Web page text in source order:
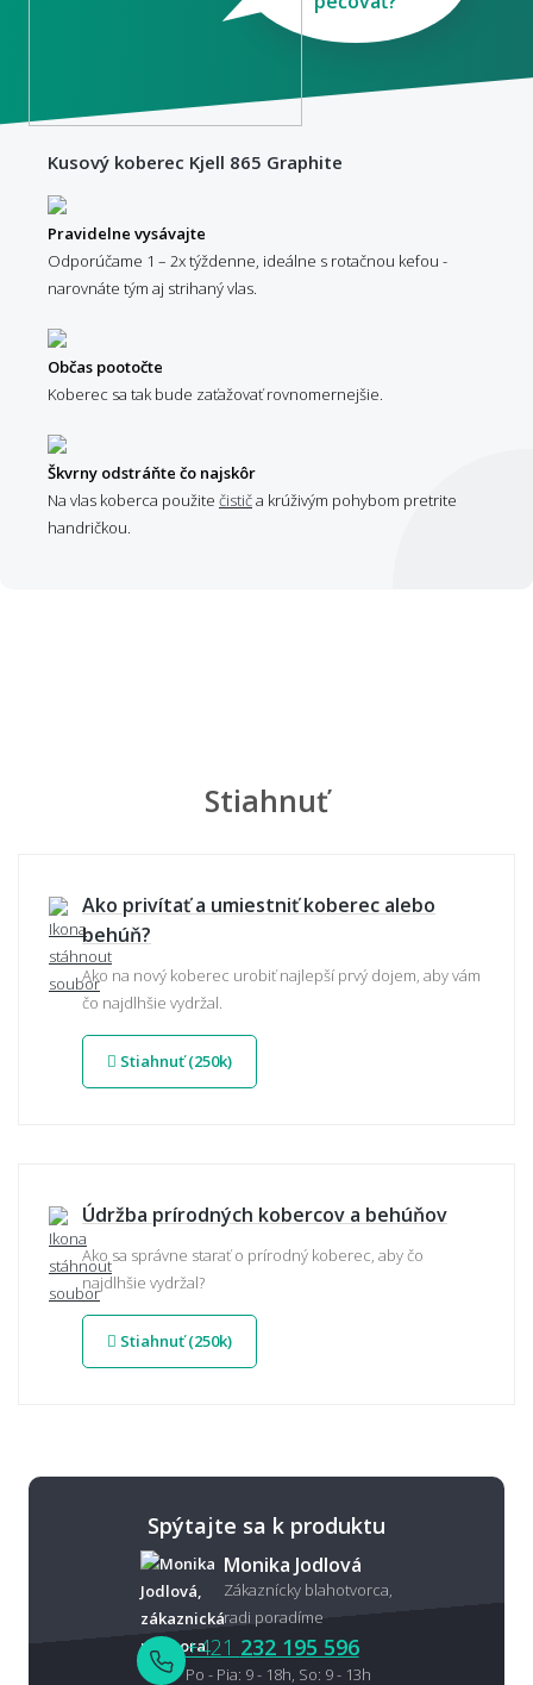
Kusový koberec Kjell 865 Graphite
Pravidelne vysávajte
Odporúčame 1 – 2x týždenne, ideálne s rotačnou kefou -
narovnáte tým aj strihaný vlas.
Občas pootočte
Koberec sa tak bude zaťažovať rovnomernejšie.
Škvrny odstráňte čo najskôr
Na vlas koberca použite čističa krúživým pohybom pretrite
handričkou.
Stiahnuť
Ako privítať a umiestniť koberec alebo
behúň?
Ako na nový koberec urobiť najlepší prvý dojem, aby vám
čo najdlhšie vydržal.
Stiahnuť (250k)
Údržba prírodných kobercov a behúňov
Ako sa správne starať o prírodný koberec, aby čo
najdlhšie vydržal?
Stiahnuť (250k)
Spýtajte sa k produktu
Monika Jodlová
Zákaznícky blahotvorca,
radi poradíme
+421 232 195 596
Po - Pia: 9 - 18h, So: 9 - 13h